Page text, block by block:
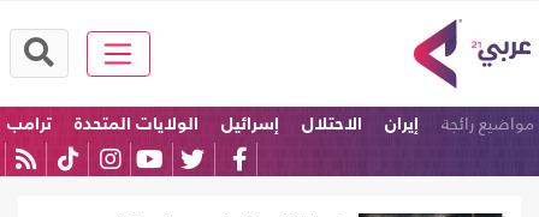
مواضيع رائجة إيران الاحتلال إسرائيل الولايات المتحدة
ترامب